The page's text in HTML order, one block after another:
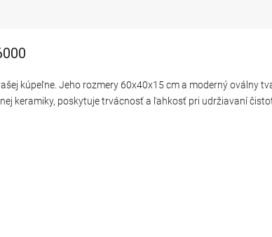
kúpeľne. Jeho rozmery 60x40x15 cm a moderný oválny
keramiky, poskytuje trvácnosť a ľahkosť pri udržiavaní